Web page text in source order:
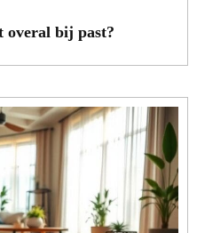
overal bij past?